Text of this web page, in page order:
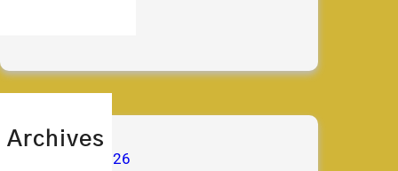
Archives
Agustus 2026